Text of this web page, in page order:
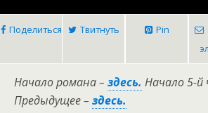
Поделиться Твитнуть Pin
Начало романа – здесь. Начало 5-й
Предыдущее – здесь.